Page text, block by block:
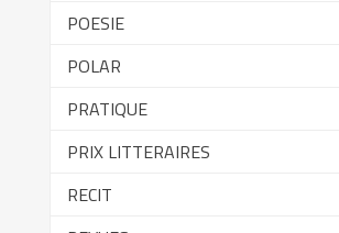
POESIE
POLAR
PRATIQUE
PRIX LITTERAIRES
RECIT